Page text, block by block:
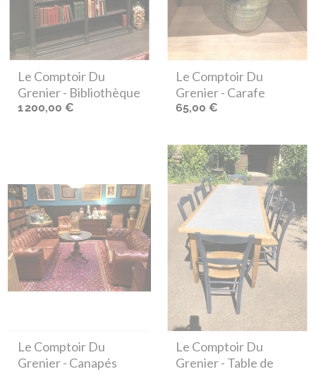
Le Comptoir Du
Grenier- Bibliothèque
1 200,00 €
Le Comptoir Du
Grenier- Carafe
65,00 €
Le Comptoir Du
Grenier- Canapés
Le Comptoir Du
Grenier- Table de